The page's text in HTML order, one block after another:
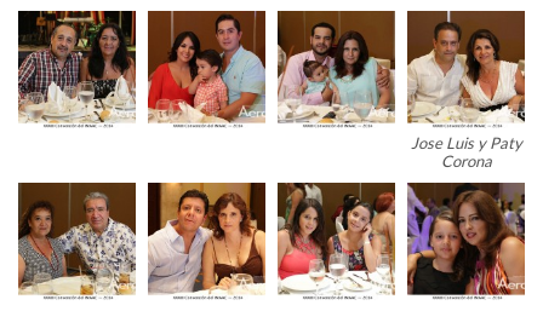
Jose Luis y Paty
Corona